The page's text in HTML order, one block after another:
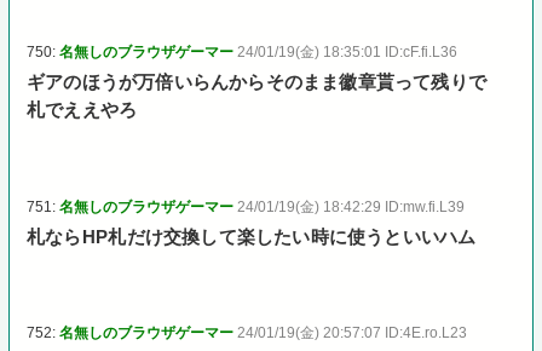
750:名無しのブラウザゲーマー 24/01/19(金) 18:35:01 ID:cF.fi.L36
ギアのほうが万倍いらんからそのまま徽章貰って残りで
札でええやろ
751:名無しのブラウザゲーマー 24/01/19(金) 18:42:29 ID:mw.fi.L39
札ならHP札だけ交換して楽したい時に使うといいハム
752:名無しのブラウザゲーマー 24/01/19(金) 20:57:07 ID:4E.ro.L23